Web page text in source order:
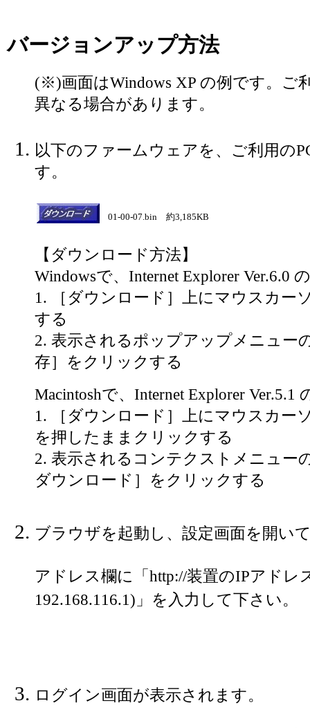
バージョンアップ方法
(※)画面はWindows XP の例です。ご
異なる場合があります。
以下のファームウェアを、ご利用の
す。
01-00-07.bin 約3,185KB
【ダウンロード方法】
Windowsで、Internet Explorer Ver.6.0
1. ［ダウンロード］上にマウスカー
する
2. 表示されるポップアップメニュー
存］をクリックする
Macintoshで、Internet Explorer Ver.5.1
1. ［ダウンロード］上にマウスカー
を押したままクリックする
2. 表示されるコンテクストメニュー
ダウンロード］をクリックする
ブラウザを起動し、設定画面を開い
アドレス欄に「http://装置のIPアドレ
192.168.116.1)」を入力して下さい。
ログイン画面が表示されます。